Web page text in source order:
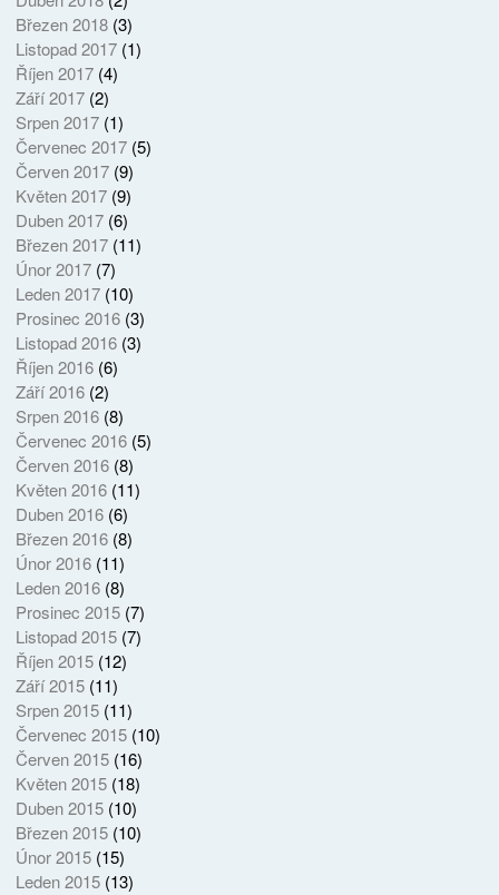
Březen 2018(3)
Listopad 2017(1)
Říjen 2017(4)
Září 2017(2)
Srpen 2017(1)
Červenec 2017(5)
Červen 2017(9)
Květen 2017(9)
Duben 2017(6)
Březen 2017(11)
Únor 2017(7)
Leden 2017(10)
Prosinec 2016(3)
Listopad 2016(3)
Říjen 2016(6)
Září 2016(2)
Srpen 2016(8)
Červenec 2016(5)
Červen 2016(8)
Květen 2016(11)
Duben 2016(6)
Březen 2016(8)
Únor 2016(11)
Leden 2016(8)
Prosinec 2015(7)
Listopad 2015(7)
Říjen 2015(12)
Září 2015(11)
Srpen 2015(11)
Červenec 2015(10)
Červen 2015(16)
Květen 2015(18)
Duben 2015(10)
Březen 2015(10)
Únor 2015(15)
Leden 2015(13)